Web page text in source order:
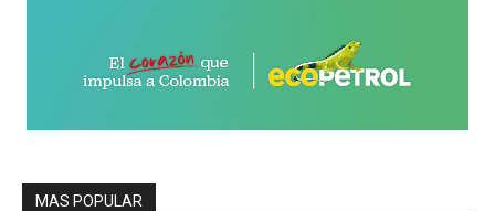
MAS POPULAR